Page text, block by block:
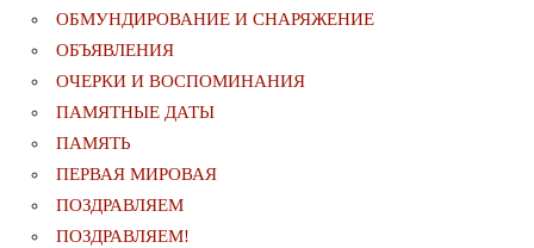
ОБМУНДИРОВАНИЕ И СНАРЯЖЕНИЕ
ОБЪЯВЛЕНИЯ
ОЧЕРКИ И ВОСПОМИНАНИЯ
ПАМЯТНЫЕ ДАТЫ
ПАМЯТЬ
ПЕРВАЯ МИРОВАЯ
ПОЗДРАВЛЯЕМ
ПОЗДРАВЛЯЕМ!